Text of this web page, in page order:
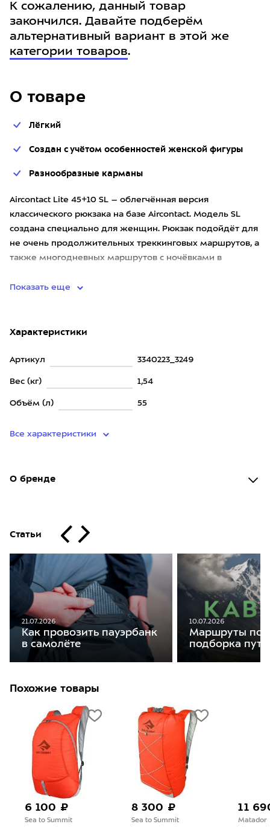
О товаре
Лёгкий
Создан с учётом особенностей женской фигуры
Разнообразные карманы
Aircontact Lite 45+10 SL – облегчённая версия
классического рюкзака на базе Aircontact. Модель SL
создана специально для женщин. Рюкзак подойдёт для
не очень продолжительных треккинговых маршрутов, а
также многодневных маршрутов с ночёвками в
Показать еще
Характеристики
Артикул 3340223_3249
Вес (кг) 1,54
Объём (л) 55
Все характеристики
О бренде
Статьи
21.07.2026
Как провозить пауэрбанк
в самолёте
10.07.2026
Маршруты по
подборка
К сожалению, данный товар
закончился. Давайте подберём
альтернативный вариант в этой же
категории товаров.
Похожие товары
6 100 ₽
Sea to Summit
8 300 ₽
Sea to Summit
11
Matador